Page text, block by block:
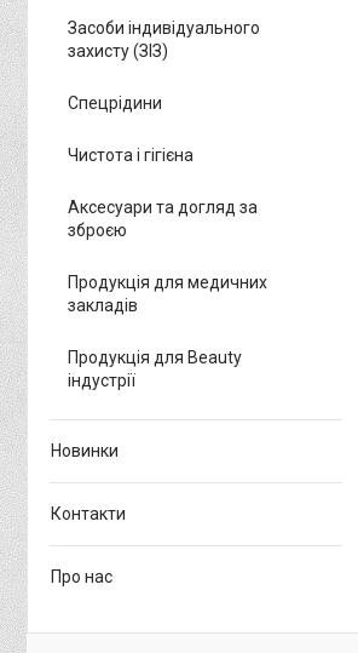
Засоби індивідуального
захисту (ЗІЗ)
Спецрідини
Чистота і гігієна
Аксесуари та догляд за
зброєю
Продукція для медичних
закладів
Продукція для Beauty
індустрії
Новинки
Контакти
Про нас